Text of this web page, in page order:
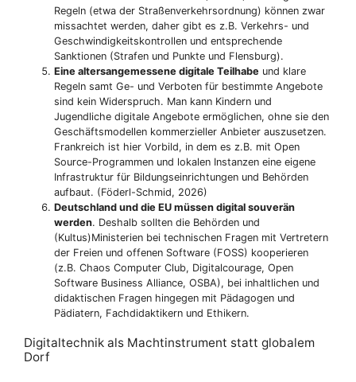
Regeln (etwa der Straßenverkehrsordnung) können zwar
missachtet werden, daher gibt es z.B. Verkehrs- und
Geschwindigkeitskontrollen und entsprechende
Sanktionen (Strafen und Punkte und Flensburg).
Eine altersangemessene digitale Teilhabe und klare
Regeln samt Ge- und Verboten für bestimmte Angebote
sind kein Widerspruch. Man kann Kindern und
Jugendliche digitale Angebote ermöglichen, ohne sie den
Geschäftsmodellen kommerzieller Anbieter auszusetzen.
Frankreich ist hier Vorbild, in dem es z.B. mit Open
Source-Programmen und lokalen Instanzen eine eigene
Infrastruktur für Bildungseinrichtungen und Behörden
aufbaut. (Föderl-Schmid, 2026)
Deutschland und die EU müssen digital souverän
werden. Deshalb sollten die Behörden und
(Kultus)Ministerien bei technischen Fragen mit Vertretern
der Freien und offenen Software (FOSS) kooperieren
(z.B. Chaos Computer Club, Digitalcourage, Open
Software Business Alliance, OSBA), bei inhaltlichen und
didaktischen Fragen hingegen mit Pädagogen und
Pädiatern, Fachdidaktikern und Ethikern.
Digitaltechnik als Machtinstrument statt globalem
Dorf